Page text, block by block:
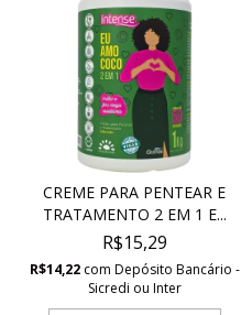
CREME PARA PENTEAR E
TRATAMENTO 2 EM 1 E...
R$15,29
R$14,22 com Depósito Bancário -
Sicredi ou Inter